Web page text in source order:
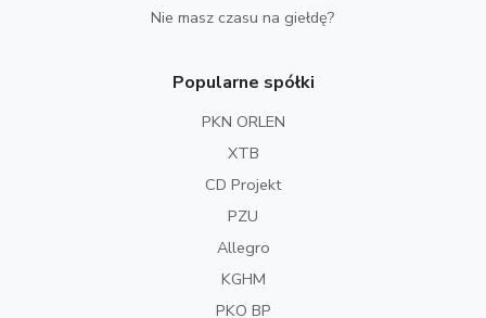
Nie masz czasu na giełdę?
Popularne spółki
PKN ORLEN
XTB
CD Projekt
PZU
Allegro
KGHM
PKO BP